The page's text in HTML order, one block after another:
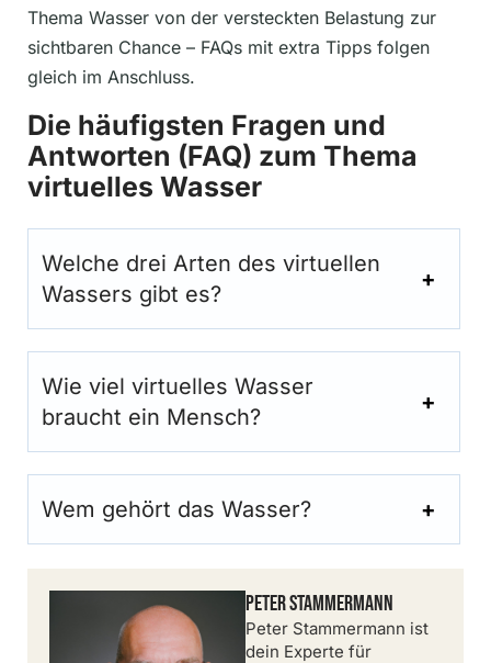
Thema Wasser von der versteckten Belastung zur
sichtbaren Chance – FAQs mit extra Tipps folgen
gleich im Anschluss.
Die häufigsten Fragen und
Antworten (FAQ) zum Thema
virtuelles Wasser
Welche drei Arten des virtuellen
Wassers gibt es?
Wie viel virtuelles Wasser
braucht ein Mensch?
Wem gehört das Wasser?
Peter Stammermann
Peter Stammermann ist
dein Experte für